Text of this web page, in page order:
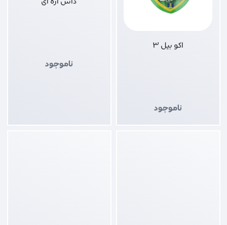
اکو بیل 3
ناموجود
ناموجود